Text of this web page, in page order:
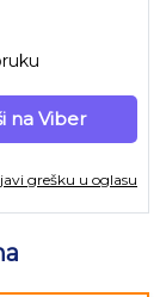
na Viber
grešku u oglasu